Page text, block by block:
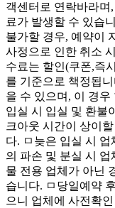
객센터로 연락바라
료가 발생할 수 있습
불가할 경우, 예약이
사정으로 인한 취소
수료는 할인(쿠폰,즉
를 기준으로 책정됩
을 수 있으며, 이 경
입실 시 입실 및 환불
크아웃 시간이 상이
다. ㅁ늦은 입실 시
의 파손 및 분실 시
물 전용 업체가 아닌
습니다. ㅁ당일예약
으니 업체에 사전확